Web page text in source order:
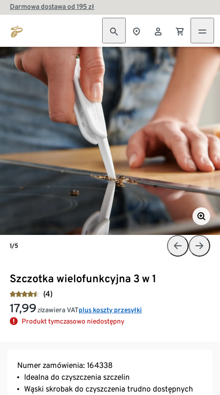
Darmowa dostawa od 195 zł
Szczotka wielofunkcyjna 3 w 1
(4)
17,99 złzawiera VATplus koszty przesyłki
Produkt tymczasowo niedostępny
1/5
Numer zamówienia: 164338
Idealna do czyszczenia szczelin
Wąski skrobak do czyszczenia trudno dostępnych